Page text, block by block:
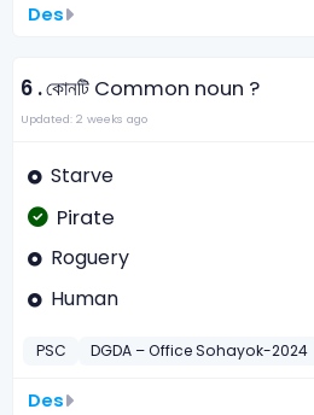
Des
6 .কোনটি Common noun ?
Updated: 2 weeks ago
Starve
Pirate
Roguery
Human
PSC DGDA – Office Sohayok-2024
Des